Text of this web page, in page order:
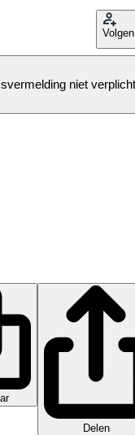
Volgen
niet verplicht
Delen